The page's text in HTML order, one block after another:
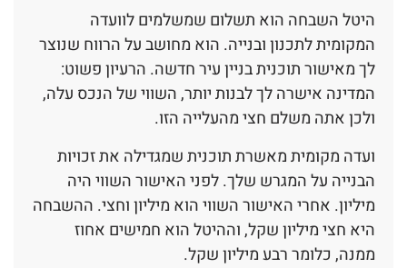
היטל השבחה הוא תשלום שמשלמים לוועדה
המקומית לתכנון ובנייה. הוא מחושב על הרווח שנוצר
לך מאישור תוכנית בניין עיר חדשה. הרעיון פשוט:
המדינה אישרה לך לבנות יותר, השווי של הנכס עלה,
ולכן אתה משלם חצי מהעלייה הזו.
ועדה מקומית מאשרת תוכנית שמגדילה את זכויות
הבנייה על המגרש שלך. לפני האישור השווי היה
מיליון. אחרי האישור השווי הוא מיליון וחצי. ההשבחה
היא חצי מיליון שקל, וההיטל הוא חמישים אחוז
ממנה, כלומר רבע מיליון שקל.